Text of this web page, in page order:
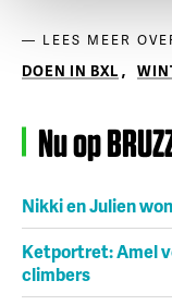
LEES MEER
DOEN IN BXL ,
Nu op
Nikki en Julien
Ketportret: Amel
climbers